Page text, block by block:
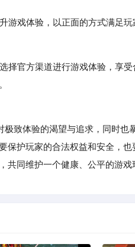
游戏体验，以正面的方式满足
择官方渠道进行游戏体验，享
致体验的渴望与追求，同时也
保护玩家的合法权益和安全，
同维护一个健康、公平的游戏